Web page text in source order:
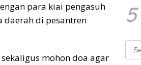
para kiai pengasuh
daerah di pesantren
mohon doa agar
5
for: